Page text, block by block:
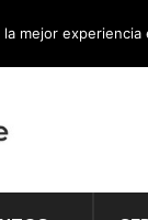
mejor